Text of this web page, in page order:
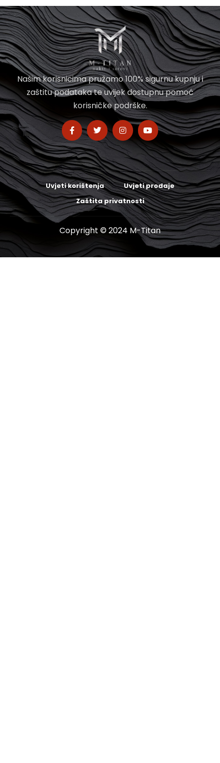
Našim korisnicima pružamo 100% sigurnu kupnju i
zaštitu podataka te uvijek dostupnu pomoć
korisničke podrške.
Uvjeti korištenja
Uvjeti prodaje
Zaštita privatnosti
Copyright © 2024 M-Titan